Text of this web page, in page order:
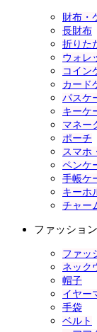
財布・
長財布
折りた
ウォレ
コイン
カード
パスケ
キーケ
マネー
ポーチ
スマホ
ペンケ
手帳ケ
キーホ
チャー
ファッショ
ファッ
ネック
帽子
イヤー
手袋
ベルト